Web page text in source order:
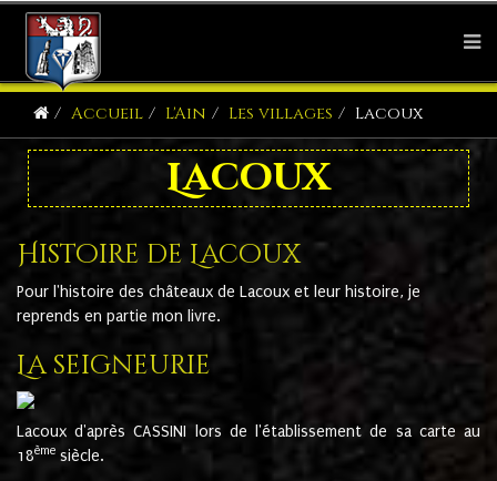
Accueil L'Ain Les villages Lacoux
Lacoux
Histoire de Lacoux
Pour l'histoire des châteaux de Lacoux et leur histoire, je
reprends en partie mon livre.
La seigneurie
Lacoux d'après CASSINI lors de l'établissement de sa carte au
18ème siècle.